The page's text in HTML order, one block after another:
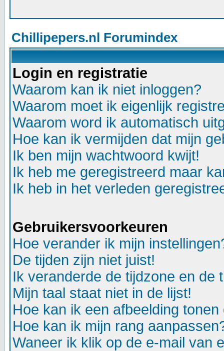
Chillipepers.nl Forumindex
Login en registratie
Waarom kan ik niet inloggen?
Waarom moet ik eigenlijk
Waarom word ik automatisch
Hoe kan ik vermijden dat mijn
Ik ben mijn wachtwoord kwijt!
Ik heb me geregistreerd maar
Ik heb in het verleden
Gebruikersvoorkeuren
Hoe verander ik mijn
De tijden zijn niet juist!
Ik veranderde de tijdzone en de
Mijn taal staat niet in de lijst!
Hoe kan ik een afbeelding
Hoe kan ik mijn rang
Waneer ik klik op de e-mail van